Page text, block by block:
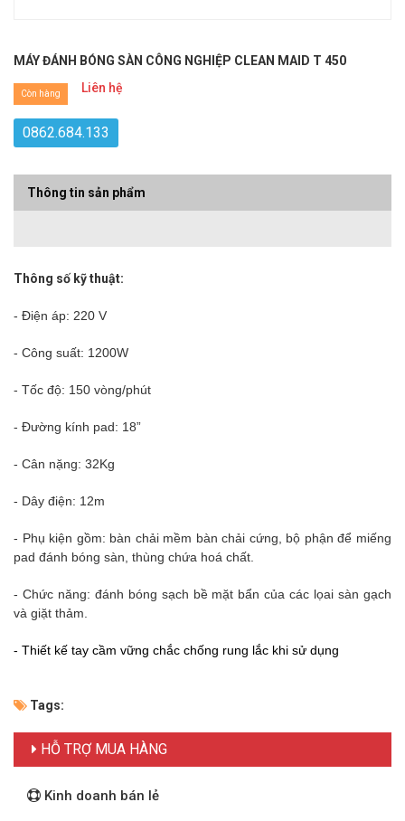
MÁY ĐÁNH BÓNG SÀN CÔNG NGHIỆP CLEAN MAID T 450
Liên hệ
Còn hàng
0862.684.133
Thông tin sản phẩm
Thông số kỹ thuật:
- Điện áp: 220 V
- Công suất: 1200W
- Tốc độ: 150 vòng/phút
- Đường kính pad: 18”
- Cân nặng: 32Kg
- Dây điện: 12m
- Phụ kiện gồm: bàn chải mềm bàn chải cứng, bộ phận để miếng
pad đánh bóng sàn, thùng chứa hoá chất.
- Chức năng: đánh bóng sạch bề mặt bẩn của các lọai sàn gạch
và giặt thảm.
- Thiết kế tay cầm vững chắc chống rung lắc khi sử dụng
Tags:
HỖ TRỢ MUA HÀNG
Kinh doanh bán lẻ